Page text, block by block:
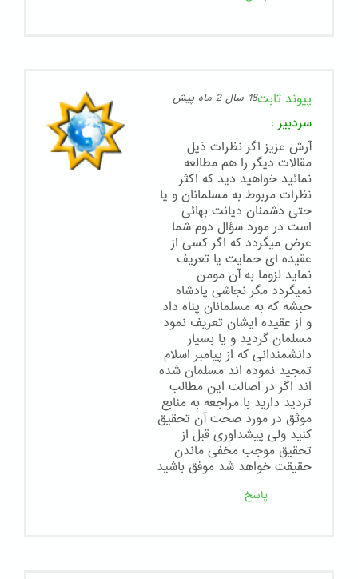
پیوند ثابت18 سال 2 ماه پیش
سردبیر :
آرش عزیز اگر نظرات ذیل
مقالات دیگر را هم مطالعه
نمائید خواهید دید که اکثر
نظرات مربوط به مسلمانان و یا
حتی دشمنان دیانت بهائی
است در مورد سؤال دوم شما
عرض میگردد که اگر کسی از
عقیده ای حمایت یا تعریف
نماید لزوما به آن مومن
نمیگردد مگر نجاشی پادشاه
حبشه که به مسلمانان پناه داد
و از عقیده ایشان تعریف نمود
مسلمان گردید و یا بسیار
دانشمندانی که از پیامبر اسلام
تمجید نموده اند مسلمان شده
اند اگر در اصالت این مطالب
تردید دارید با مراجعه به منابع
موثق در مورد صحت آن تحقیق
کنید ولی پیشداوری قبل از
تحقیق موجب مخفی ماندن
حقیقت خواهد شد موفق باشید
پاسخ